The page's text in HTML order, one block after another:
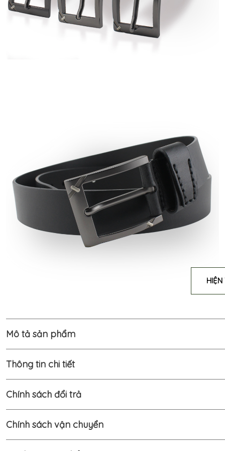
HIỆN
Mô tả sản phẩm
Thông tin chi tiết
Chính sách đổi trả
Chính sách vận chuyển